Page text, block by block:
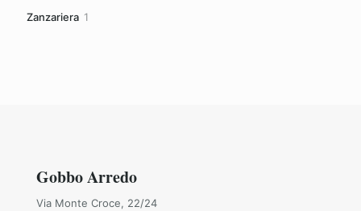
Zanzariera 1
Gobbo Arredo
Via Monte Croce, 22/24